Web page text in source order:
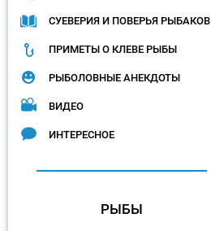
СУЕВЕРИЯ И ПОВЕРЬЯ РЫБАКОВ
ПРИМЕТЫ О КЛЕВЕ РЫБЫ
РЫБОЛОВНЫЕ АНЕКДОТЫ
ВИДЕО
ИНТЕРЕСНОЕ
РЫБЫ